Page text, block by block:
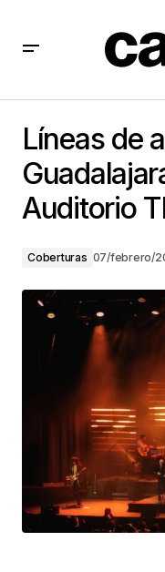
Auditorio TELMEX
Líneas de
Auditorio
Coberturas 07/febrero/